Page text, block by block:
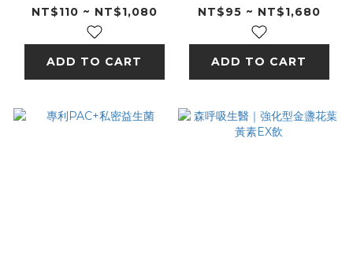
NT$110 ~ NT$1,080
ADD TO CART
NT$95 ~ NT$1,680
ADD TO CART